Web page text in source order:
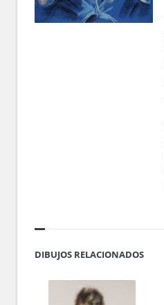
DIBUJOS RELACIONADOS